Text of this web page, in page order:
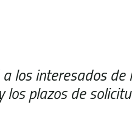
los interesados de
plazos de